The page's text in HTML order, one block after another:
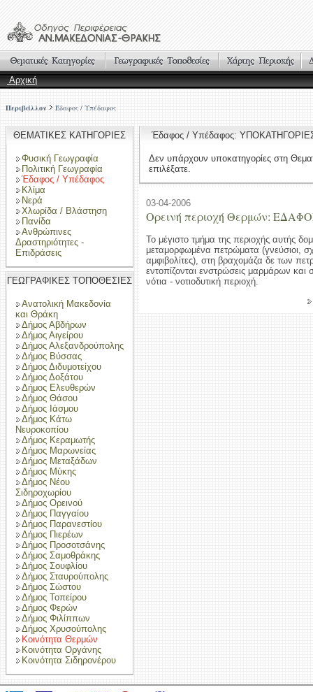
Αρχική
Περιβάλλον Έδαφος / Υπέδαφος
ΘΕΜΑΤΙΚΕΣ ΚΑΤΗΓΟΡΙΕΣ
Φυσική Γεωγραφία
Πολιτική Γεωγραφία
Έδαφος / Υπέδαφος
Κλίμα
Νερά
Χλωρίδα / Βλάστηση
Πανίδα
Ανθρώπινες
Δραστηριότητες -
Επιδράσεις
ΓΕΩΓΡΑΦΙΚΕΣ ΤΟΠΟΘΕΣΙΕΣ
Ανατολική Μακεδονία
και Θράκη
Δήμος Αβδήρων
Δήμος Αιγείρου
Δήμος Αλεξανδρούπολης
Δήμος Βύσσας
Δήμος Διδυμοτείχου
Δήμος Δοξάτου
Δήμος Ελευθερών
Δήμος Θάσου
Δήμος Ιάσμου
Δήμος Κάτω
Νευροκοπίου
Δήμος Κεραμωτής
Δήμος Μαρωνείας
Δήμος Μεταξάδων
Δήμος Μύκης
Δήμος Νέου
Σιδηροχωρίου
Δήμος Ορεινού
Δήμος Παγγαίου
Δήμος Παρανεστίου
Δήμος Πιερέων
Δήμος Προσοτσάνης
Δήμος Σαμοθράκης
Δήμος Σουφλίου
Δήμος Σταυρούπολης
Δήμος Σώστου
Δήμος Τοπείρου
Δήμος Φερών
Δήμος Φιλίππων
Δήμος Χρυσούπολης
Κοινότητα Θερμών
Κοινότητα Οργάνης
Κοινότητα Σιδηρονέρου
Έδαφος / Υπέδαφος:
Δεν υπάρχουν υποκατηγορίες στη
επιλέξατε.
03-04-2006
Ορεινή περιοχή Θερμών:
Το μέγιστο τμήμα της περιοχής αυτής
μεταμορφωμένα πετρώματα (γνεύσιοι,
αμφιβολίτες), στη βραχομάζα δε των
εντοπίζονται ενστρώσεις μαρμάρων και
νότια - νοτιοδυτική περιοχή.